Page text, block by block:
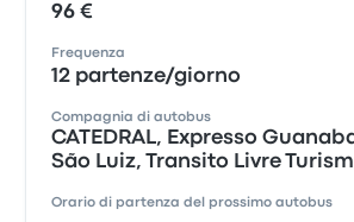
96 €
Frequenza
12 partenze/giorno
Compagnia di autobus
CATEDRAL, Expresso
São Luiz, Transito Livre
Orario di partenza del prossimo autobus